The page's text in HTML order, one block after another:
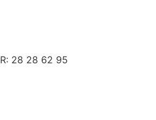
28 28 62 95